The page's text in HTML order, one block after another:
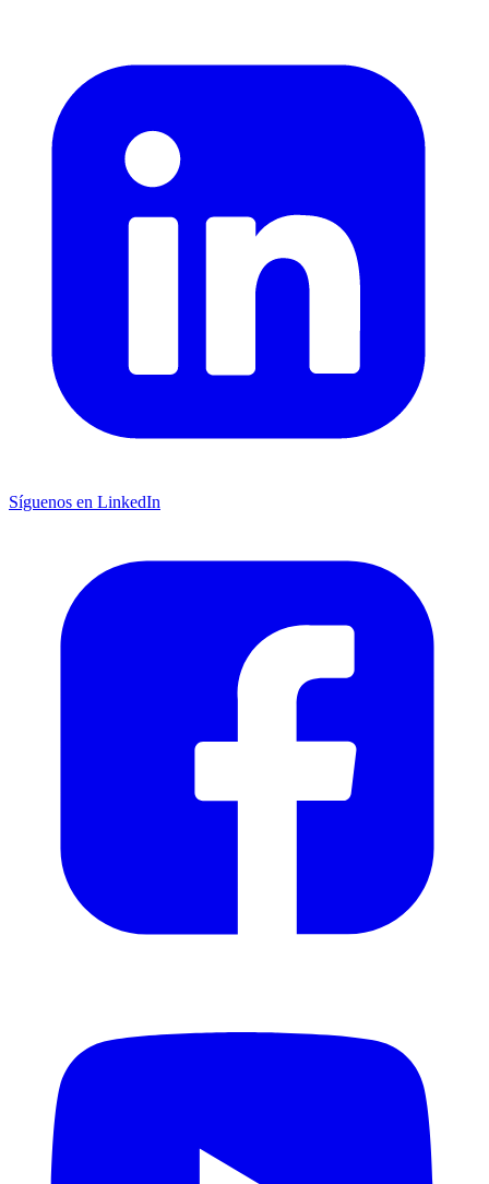
Síguenos en LinkedIn